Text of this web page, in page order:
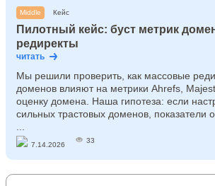
Middle Кейс
Пилотный кейс: буст метрик
редиректы
читать
Мы решили проверить, как массовые
доменов влияют на метрики Ahrefs,
оценку домена. Наша гипотеза: если
сильных трастовых доменов, показатели
...
7.14.2026
33